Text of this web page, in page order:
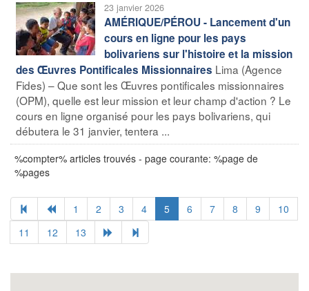
23 janvier 2026
AMÉRIQUE/PÉROU - Lancement d'un
cours en ligne pour les pays
bolivariens sur l'histoire et la mission
des Œuvres Pontificales Missionnaires Lima (Agence
Fides) – Que sont les Œuvres pontificales missionnaires
(OPM), quelle est leur mission et leur champ d'action ? Le
cours en ligne organisé pour les pays bolivariens, qui
débutera le 31 janvier, tentera ...
%compter% articles trouvés - page courante: %page de
%pages
1 2 3 4 5 6 7 8 9
10
11
12 13